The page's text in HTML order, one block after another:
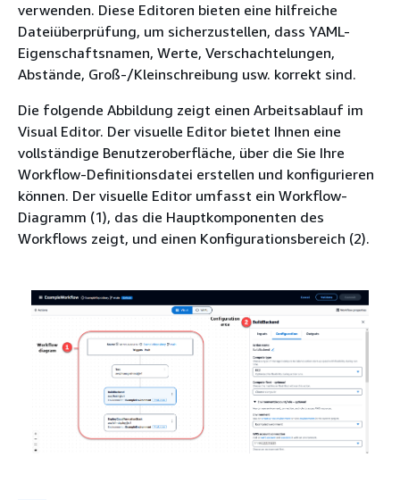
verwenden. Diese Editoren bieten eine hilfreiche
Dateiüberprüfung, um sicherzustellen, dass YAML-
Eigenschaftsnamen, Werte, Verschachtelungen,
Abstände, Groß-/Kleinschreibung usw. korrekt sind.
Die folgende Abbildung zeigt einen Arbeitsablauf im
Visual Editor. Der visuelle Editor bietet Ihnen eine
vollständige Benutzeroberfläche, über die Sie Ihre
Workflow-Definitionsdatei erstellen und konfigurieren
können. Der visuelle Editor umfasst ein Workflow-
Diagramm (1), das die Hauptkomponenten des
Workflows zeigt, und einen Konfigurationsbereich (2).